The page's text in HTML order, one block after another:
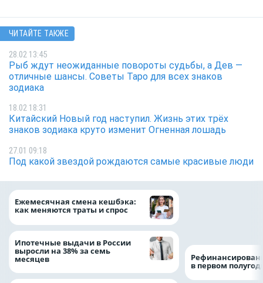
ЧИТАЙТЕ ТАКЖЕ
28.02 13:45
Рыб ждут неожиданные повороты судьбы, а Дев —
отличные шансы. Советы Таро для всех знаков
зодиака
18.02 18:31
Китайский Новый год наступил. Жизнь этих трёх
знаков зодиака круто изменит Огненная лошадь
27.01 09:18
Под какой звездой рождаются самые красивые люди
Ежемесячная смена кешбэка:
как меняются траты и спрос
Ипотечные выдачи в России
выросли на 38% за семь
месяцев
в первом